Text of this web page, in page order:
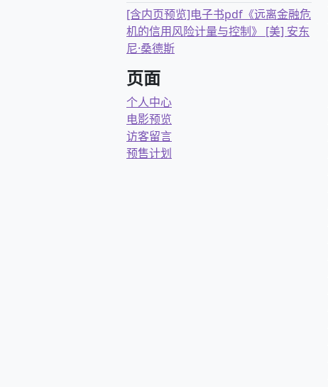
[含内页预览]电子书pdf《远离金融危
机的信用风险计量与控制》 [美] 安东
尼·桑德斯
页面
个人中心
电影预览
访客留言
预售计划